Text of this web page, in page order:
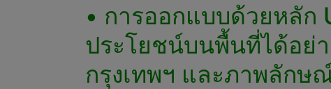
• การออกแบบด้วยหลัก
ประโยชน์บนพื้นที่ได้อย่
กรุงเทพฯ และภาพลักษ